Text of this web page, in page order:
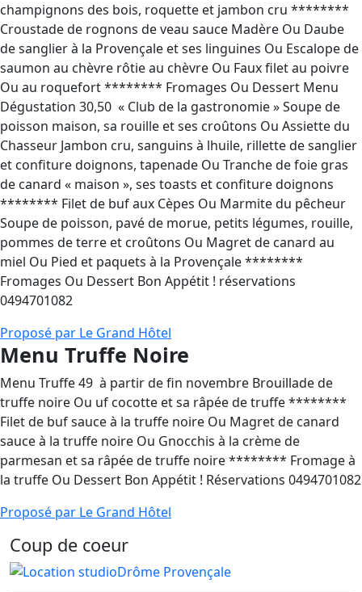
champignons des bois, roquette et jambon cru ********
Croustade de rognons de veau sauce Madère Ou Daube
de sanglier à la Provençale et ses linguines Ou Escalope de
saumon au chèvre rôtie au chèvre Ou Faux filet au poivre
Ou au roquefort ******** Fromages Ou Dessert Menu
Dégustation 30,50  « Club de la gastronomie » Soupe de
poisson maison, sa rouille et ses croûtons Ou Assiette du
Chasseur Jambon cru, sanguins à lhuile, rillette de sanglier
et confiture doignons, tapenade Ou Tranche de foie gras
de canard « maison », ses toasts et confiture doignons
******** Filet de buf aux Cèpes Ou Marmite du pêcheur
Soupe de poisson, pavé de morue, petits légumes, rouille,
pommes de terre et croûtons Ou Magret de canard au
miel Ou Pied et paquets à la Provençale ********
Fromages Ou Dessert Bon Appétit ! réservations
0494701082
Proposé par Le Grand Hôtel
Menu Truffe Noire
Menu Truffe 49  à partir de fin novembre Brouillade de
truffe noire Ou uf cocotte et sa râpée de truffe ********
Filet de buf sauce à la truffe noire Ou Magret de canard
sauce à la truffe noire Ou Gnocchis à la crème de
parmesan et sa râpée de truffe noire ******** Fromage à
la truffe Ou Dessert Bon Appétit ! Réservations 0494701082
Proposé par Le Grand Hôtel
Coup de coeur